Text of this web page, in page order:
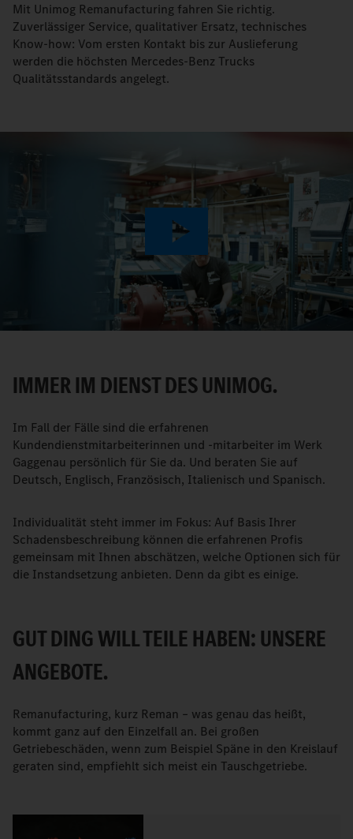
Mit Unimog Remanufacturing fahren Sie richtig.
Zuverlässiger Service, qualitativer Ersatz, technisches
Know-how: Vom ersten Kontakt bis zur Auslieferung
werden die höchsten Mercedes-Benz Trucks
Qualitätsstandards angelegt.
Play
Video
IMMER IM DIENST DES UNIMOG.
Im Fall der Fälle sind die erfahrenen
Kundendienstmitarbeiterinnen und -mitarbeiter im Werk
Gaggenau persönlich für Sie da. Und beraten Sie auf
Deutsch, Englisch, Französisch, Italienisch und Spanisch.
Individualität steht immer im Fokus: Auf Basis Ihrer
Schadensbeschreibung können die erfahrenen Profis
gemeinsam mit Ihnen abschätzen, welche Optionen sich für
die Instandsetzung anbieten. Denn da gibt es einige.
GUT DING WILL TEILE HABEN: UNSERE
ANGEBOTE.
Remanufacturing, kurz Reman – was genau das heißt,
kommt ganz auf den Einzelfall an. Bei großen
Getriebeschäden, wenn zum Beispiel Späne in den Kreislauf
geraten sind, empfiehlt sich meist ein Tauschgetriebe.